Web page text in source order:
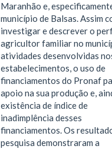
Maranhão e,
município de Balsas. Assim
investigar e descrever o
agricultor familiar no
atividades desenvolvidas
estabelecimentos, o uso de
financiamentos do Pronaf
apoio na sua produção e,
existência de índice de
inadimplência desses
financiamentos. Os
pesquisa demonstraram a